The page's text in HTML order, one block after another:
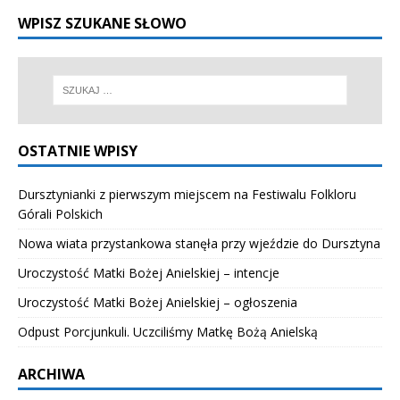
WPISZ SZUKANE SŁOWO
OSTATNIE WPISY
Dursztynianki z pierwszym miejscem na Festiwalu Folkloru
Górali Polskich
Nowa wiata przystankowa stanęła przy wjeździe do Dursztyna
Uroczystość Matki Bożej Anielskiej – intencje
Uroczystość Matki Bożej Anielskiej – ogłoszenia
Odpust Porcjunkuli. Uczciliśmy Matkę Bożą Anielską
ARCHIWA